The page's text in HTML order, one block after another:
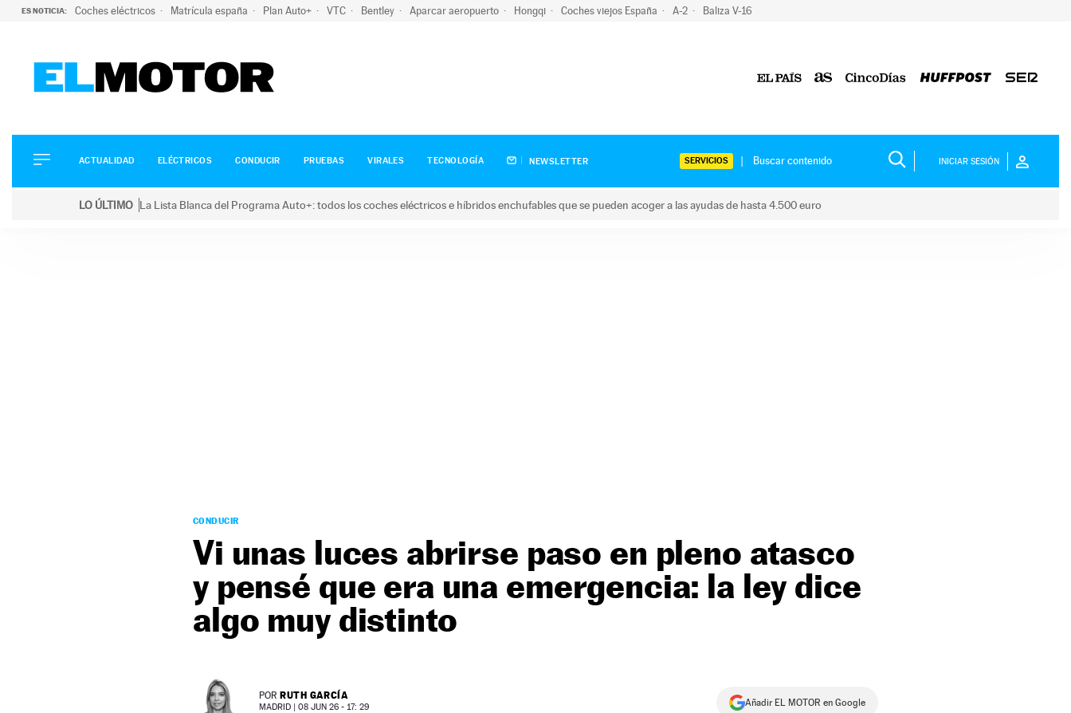
ES NOTICIA: Coches eléctricos Matrícula españa Plan Auto+ VTC Bentley Aparcar aeropuerto Hongqi Coches viejos España A-2 Baliza V-16
ELÉCTRICOS
CONDUCIR
ACTUALIDAD ELÉCTRICOS CONDUCIR PRUEBAS VIRALES TECNOLOGÍA NEWSLETTER SERVICIOS INICIAR SESIÓN
LO ÚLTIMO La Lista Blanca del Programa Auto+: todos los coches eléctricos e híbridos enchufables que se pueden acoger a las ayudas de hasta 4.500 euro
CONDUCIR
Vi unas luces abrirse paso en pleno atasco
y pensé que era una emergencia: la ley dice
algo muy distinto
POR RUTH GARCÍA
MADRID | 08 JUN 26 - 17: 29 Añadir EL MOTOR en Google